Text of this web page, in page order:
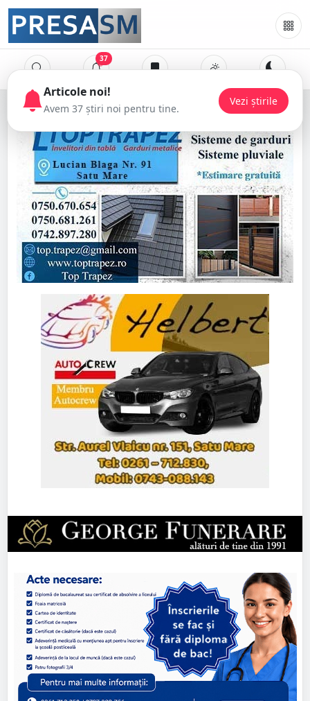
37
Articole noi!
Avem 37 știri noi pentru tine.
Vezi știrile